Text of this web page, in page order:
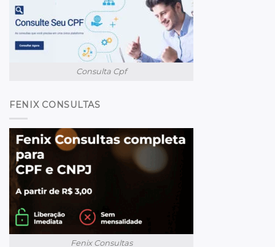
Consulta Cpf
FENIX CONSULTAS
Fenix Consultas